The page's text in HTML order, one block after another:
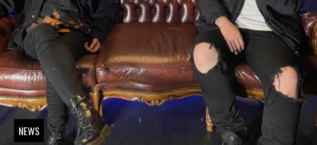
NEWS